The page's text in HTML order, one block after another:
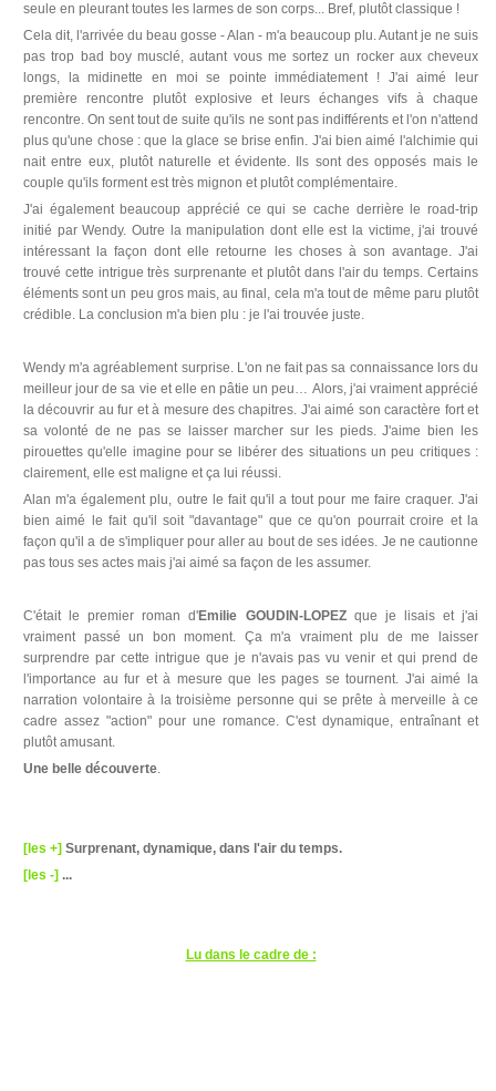
seule en pleurant toutes les larmes de son corps... Bref, plutôt classique !
Cela dit, l'arrivée du beau gosse - Alan - m'a beaucoup plu. Autant je ne suis
pas trop bad boy musclé, autant vous me sortez un rocker aux cheveux
longs, la midinette en moi se pointe immédiatement ! J'ai aimé leur
première rencontre plutôt explosive et leurs échanges vifs à chaque
rencontre. On sent tout de suite qu'ils ne sont pas indifférents et l'on n'attend
plus qu'une chose : que la glace se brise enfin. J'ai bien aimé l'alchimie qui
nait entre eux, plutôt naturelle et évidente. Ils sont des opposés mais le
couple qu'ils forment est très mignon et plutôt complémentaire.
J'ai également beaucoup apprécié ce qui se cache derrière le road-trip
initié par Wendy. Outre la manipulation dont elle est la victime, j'ai trouvé
intéressant la façon dont elle retourne les choses à son avantage. J'ai
trouvé cette intrigue très surprenante et plutôt dans l'air du temps. Certains
éléments sont un peu gros mais, au final, cela m'a tout de même paru plutôt
crédible. La conclusion m'a bien plu : je l'ai trouvée juste.
Wendy m'a agréablement surprise. L'on ne fait pas sa connaissance lors du
meilleur jour de sa vie et elle en pâtie un peu… Alors, j'ai vraiment apprécié
la découvrir au fur et à mesure des chapitres. J'ai aimé son caractère fort et
sa volonté de ne pas se laisser marcher sur les pieds. J'aime bien les
pirouettes qu'elle imagine pour se libérer des situations un peu critiques :
clairement, elle est maligne et ça lui réussi.
Alan m'a également plu, outre le fait qu'il a tout pour me faire craquer. J'ai
bien aimé le fait qu'il soit "davantage" que ce qu'on pourrait croire et la
façon qu'il a de s'impliquer pour aller au bout de ses idées. Je ne cautionne
pas tous ses actes mais j'ai aimé sa façon de les assumer.
C'était le premier roman d'Emilie GOUDIN-LOPEZ que je lisais et j'ai
vraiment passé un bon moment. Ça m'a vraiment plu de me laisser
surprendre par cette intrigue que je n'avais pas vu venir et qui prend de
l'importance au fur et à mesure que les pages se tournent. J'ai aimé la
narration volontaire à la troisième personne qui se prête à merveille à ce
cadre assez "action" pour une romance. C'est dynamique, entraînant et
plutôt amusant.
Une belle découverte.
[les +] Surprenant, dynamique, dans l'air du temps.
[les -] ...
Lu dans le cadre de :